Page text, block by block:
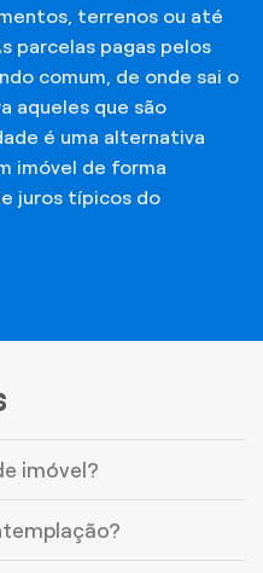
terrenos ou até
parcelas pagas pelos
comum, de onde sai o
aqueles que são
é uma alternativa
imóvel de forma
juros típicos do
imóvel?